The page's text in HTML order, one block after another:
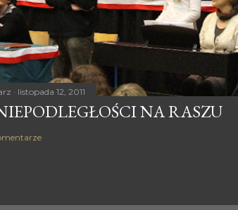
listopada 12, 2011
NA RASZU